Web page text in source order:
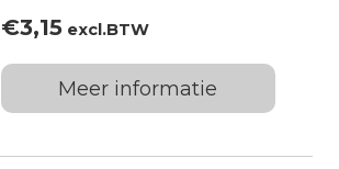
€3,15excl.BTW
Meer informatie